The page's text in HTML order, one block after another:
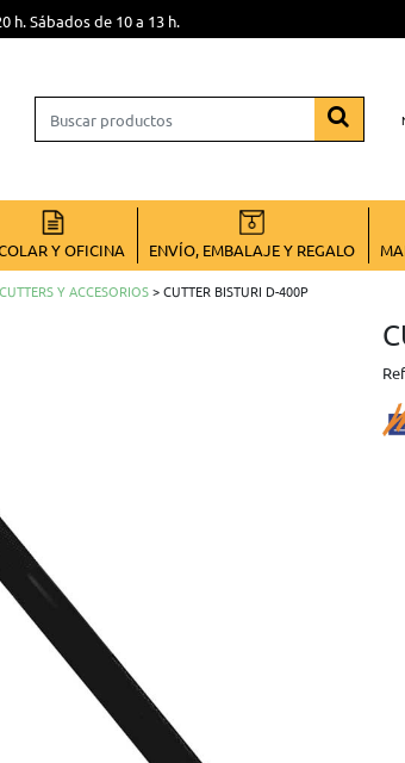
h. Sábados de 10 a 13 h.
Y OFICINA ENVÍO, EMBALAJE Y REGALO
CUTTERS Y ACCESORIOS> CUTTER BISTURI D-400P